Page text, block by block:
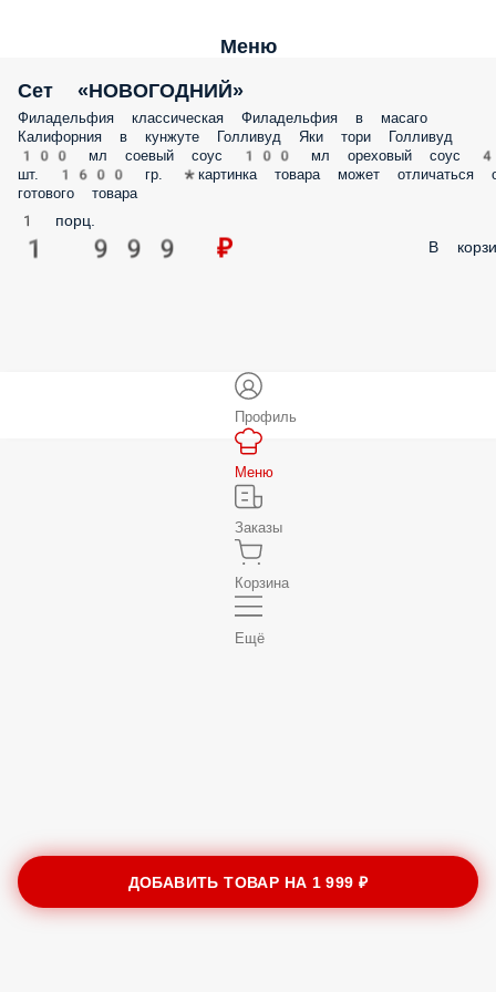
Меню
Сет «НОВОГОДНИЙ»
Филадельфия классическая Филадельфия в масаго
Калифорния в кунжуте Голливуд Яки тори Голливуд
100 мл соевый соус 100 мл ореховый соус
шт. 1600 гр. *картинка товара может отличаться
готового товара
1 порц.
1 999 ₽ В
ДОБАВИТЬ ТОВАР НА 1 999 ₽
Профиль
Меню
Заказы
Корзина
Ещё